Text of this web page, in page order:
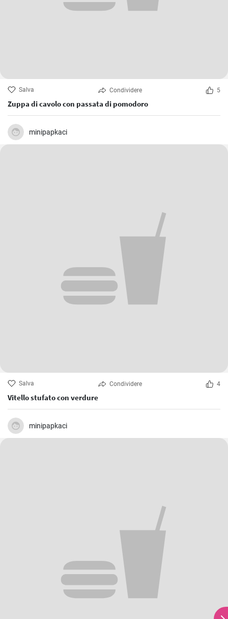
Salva Condividere 5
Zuppa di cavolo con passata di pomodoro
minipapkaci
Salva Condividere 4
Vitello stufato con verdure
minipapkaci